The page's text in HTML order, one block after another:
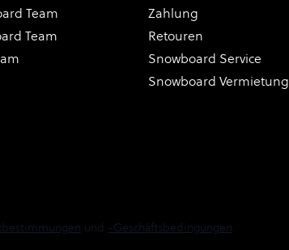
Team
Team
Zahlung
Retouren
Snowboard Service
Snowboard Vermietung
und -Geschäftsbedingungen.